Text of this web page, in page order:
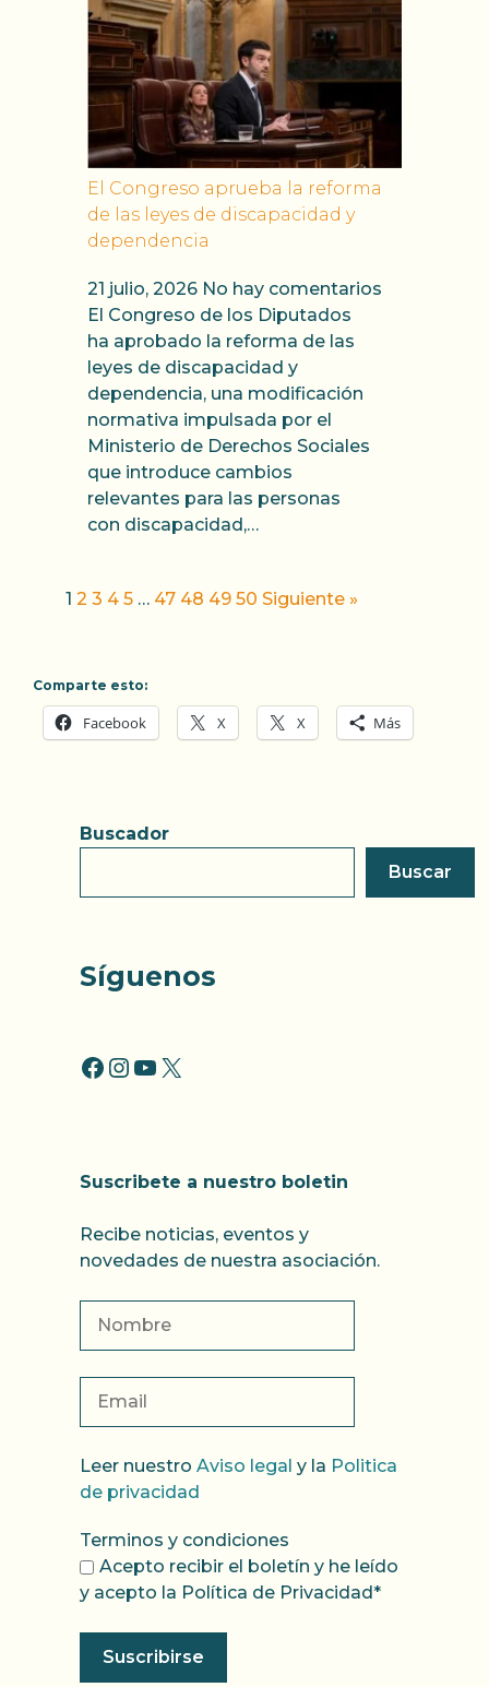
El Congreso aprueba la reforma
de las leyes de discapacidad y
dependencia
21 julio, 2026 No hay comentarios
El Congreso de los Diputados
ha aprobado la reforma de las
leyes de discapacidad y
dependencia, una modificación
normativa impulsada por el
Ministerio de Derechos Sociales
que introduce cambios
relevantes para las personas
con discapacidad,…
1 2 3 4 5 … 47 48 49 50 Siguiente »
Comparte esto:
Facebook X X Más
Buscador
Buscar
Síguenos
FACCEBOOK
INSTAGRAM
YOUTUBE
X
Suscribete a nuestro boletin
Recibe noticias, eventos y
novedades de nuestra asociación.
Leer nuestro Aviso legal y la Politica
de privacidad
Terminos y condiciones
Acepto recibir el boletín y he leído
y acepto la Política de Privacidad*